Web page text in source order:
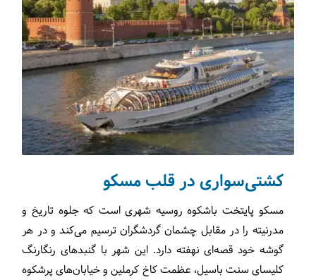
کشتی‌سواری در قلب مسکو
مسکو پایتخت باشکوه روسیه شهری است که جلوه تاریخ و
مدرنیته را در مقابل چشمان گردشگران ترسیم می‌کند و در هر
گوشه خود قصه‌ای نهفته دارد. این شهر با گنبدهای رنگارنگ
کلیسای سنت باسیل، عظمت کاخ کرملین و خیابان‌های پرشکوه